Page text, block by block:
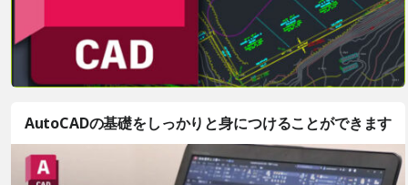
AutoCADの基礎をしっかりと身につけることができます